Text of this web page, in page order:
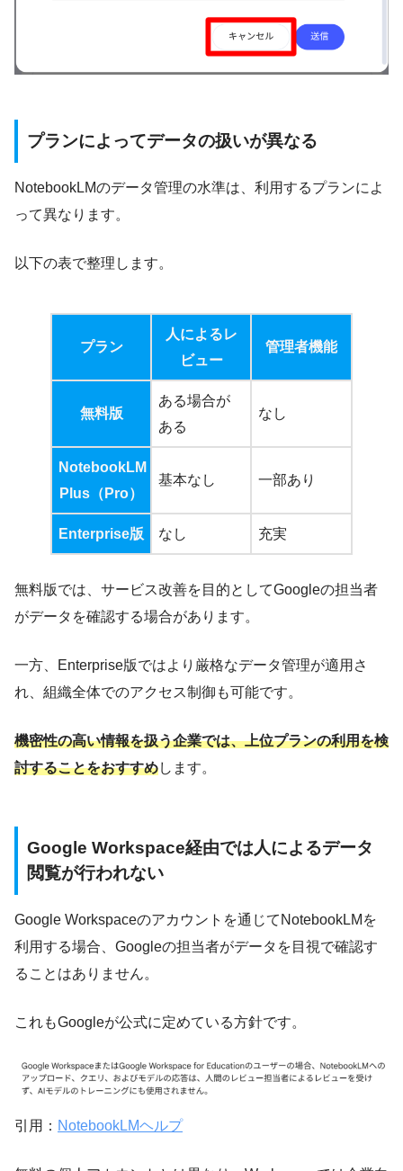
プランによってデータの扱いが異なる
NotebookLMのデータ管理の水準は、利用するプランによ
って異なります。
以下の表で整理します。
プラン
人によるレ
ビュー
管理者機能
無料版
ある場合が
ある
なし
NotebookLM
Plus（Pro）
基本なし 一部あり
Enterprise版 なし 充実
無料版では、サービス改善を目的としてGoogleの担当者
がデータを確認する場合があります。
一方、Enterprise版ではより厳格なデータ管理が適用さ
れ、組織全体でのアクセス制御も可能です。
機密性の高い情報を扱う企業では、上位プランの利用を検
討することをおすすめします。
Google Workspace経由では人によるデータ
閲覧が行われない
Google Workspaceのアカウントを通じてNotebookLMを
利用する場合、Googleの担当者がデータを目視で確認す
ることはありません。
これもGoogleが公式に定めている方針です。
引用： NotebookLMヘルプ